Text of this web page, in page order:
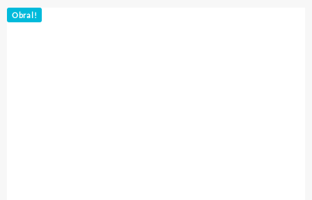
Obral!